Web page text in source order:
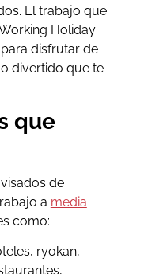
El trabajo que
Holiday
para disfrutar de
divertido que te
que
de
a media
como:
ryokan,